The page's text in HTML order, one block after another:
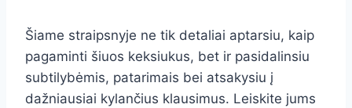
Šiame straipsnyje ne tik detaliai aptarsiu, kaip
pagaminti šiuos keksiukus, bet ir pasidalinsiu
subtilybėmis, patarimais bei atsakysiu į
dažniausiai kylančius klausimus. Leiskite jums